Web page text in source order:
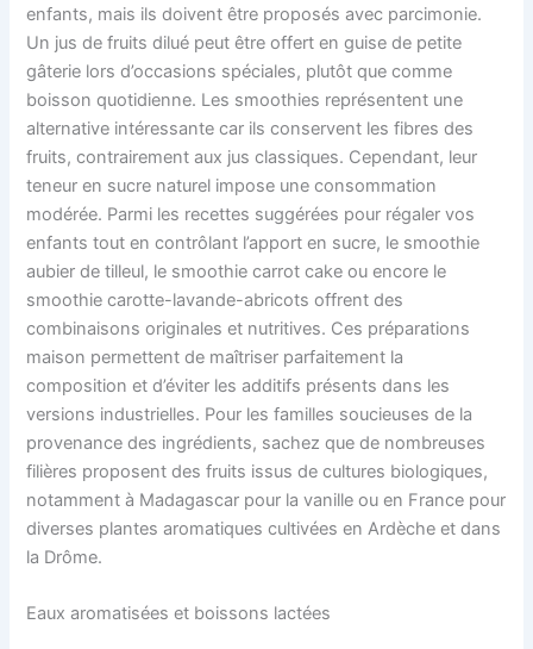
enfants, mais ils doivent être proposés avec parcimonie.
Un jus de fruits dilué peut être offert en guise de petite
gâterie lors d’occasions spéciales, plutôt que comme
boisson quotidienne. Les smoothies représentent une
alternative intéressante car ils conservent les fibres des
fruits, contrairement aux jus classiques. Cependant, leur
teneur en sucre naturel impose une consommation
modérée. Parmi les recettes suggérées pour régaler vos
enfants tout en contrôlant l’apport en sucre, le smoothie
aubier de tilleul, le smoothie carrot cake ou encore le
smoothie carotte-lavande-abricots offrent des
combinaisons originales et nutritives. Ces préparations
maison permettent de maîtriser parfaitement la
composition et d’éviter les additifs présents dans les
versions industrielles. Pour les familles soucieuses de la
provenance des ingrédients, sachez que de nombreuses
filières proposent des fruits issus de cultures biologiques,
notamment à Madagascar pour la vanille ou en France pour
diverses plantes aromatiques cultivées en Ardèche et dans
la Drôme.
Eaux aromatisées et boissons lactées